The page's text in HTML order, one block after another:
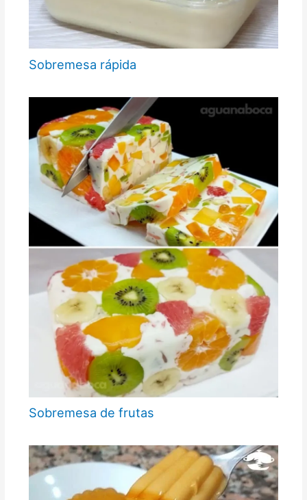
Sobremesa rápida
Sobremesa de frutas